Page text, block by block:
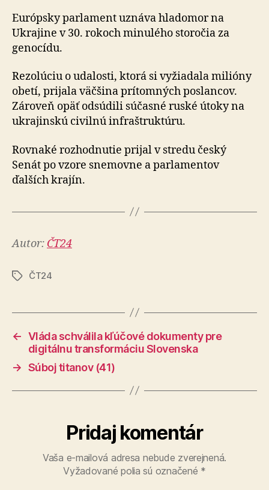
Európsky parlament uznáva hladomor na
Ukrajine v 30. rokoch minulého storočia za
genocídu.
Rezolúciu o udalosti, ktorá si vyžiadala milióny
obetí, prijala väčšina prítomných poslancov.
Zároveň opäť odsúdili súčasné ruské útoky na
ukrajinskú civilnú infraštruktúru.
Rovnaké rozhodnutie prijal v stredu český
Senát po vzore snemovne a parlamentov
ďalších krajín.
Autor: ČT24
Značky
ČT24
← Vláda schválila kľúčové dokumenty pre
digitálnu transformáciu Slovenska
→ Súboj titanov (41)
Pridaj komentár
Vaša e-mailová adresa nebude zverejnená.
Vyžadované polia sú označené *